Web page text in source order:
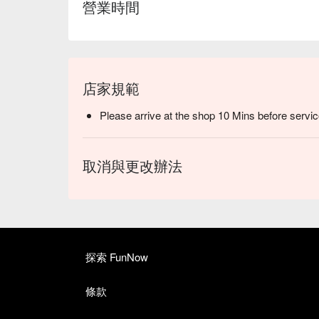
營業時間
店家規範
Please arrive at the shop 10 Mins before
取消與更改辦法
探索 FunNow
條款